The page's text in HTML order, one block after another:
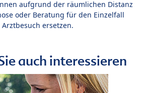
aufgrund der räumlichen Distanz
oder Beratung für den Einzelfall
ersetzen.
auch interessieren